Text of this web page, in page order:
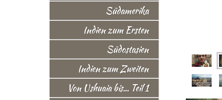
Südamerika
Indien zum Ersten
Südostasien
Indien zum Zweiten
Von Ushuaia bis... Teil 1